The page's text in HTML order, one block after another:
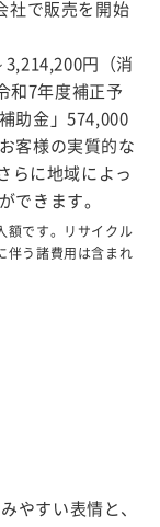
社で販売を開始
3,214,200円（消
和7年度補正予
助金」574,000
客様の実質的な
らに地域によっ
できます。
額です。リサイクル
伴う諸費用は含まれ
やすい表情と、